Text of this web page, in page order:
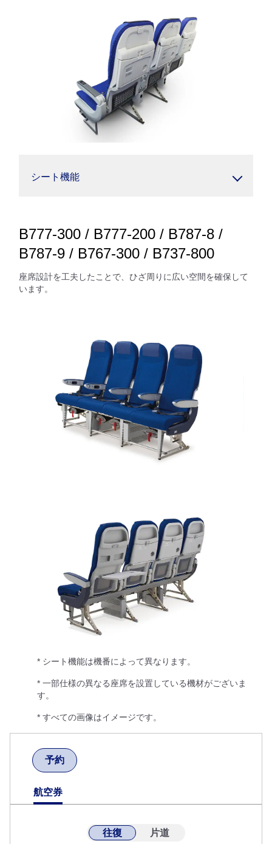
シート機能
B777-300 / B777-200 / B787-8 /
B787-9 / B767-300 / B737-800
座席設計を工夫したことで、ひざ周りに広い空間を確保して
います。
* シート機能は機番によって異なります。
* 一部仕様の異なる座席を設置している機材がございま
す。
* すべての画像はイメージです。
予約
航空券
往復 片道